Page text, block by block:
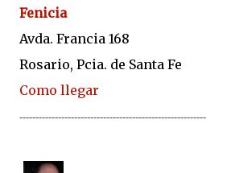
Fenicia
Avda. Francia 168
Rosario, Pcia. de Santa Fe
Como llegar
----------------------------------------------------------